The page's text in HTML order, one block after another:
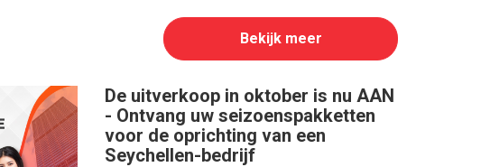
De uitverkoop in oktober is nu AAN
- Ontvang uw seizoenspakketten
voor de oprichting van een
Seychellen-bedrijf
Bekijk meer